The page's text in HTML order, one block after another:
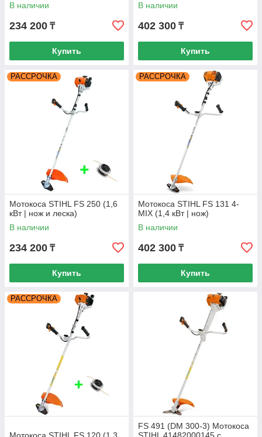
В наличии
234 200 ₸
Купить
В наличии
402 300 ₸
Купить
РАССРОЧКА
Мотокоса STIHL FS 250 (1,6
кВт | нож и леска)
В наличии
234 200 ₸
Купить
РАССРОЧКА
Мотокоса STIHL FS 131 4-
MIX (1,4 кВт | нож)
В наличии
402 300 ₸
Купить
РАССРОЧКА
FS 491 (DM 300-3) Мотокоса